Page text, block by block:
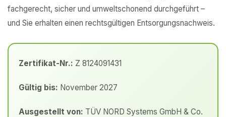
fachgerecht, sicher und umweltschonend durchgeführt –
und Sie erhalten einen rechtsgültigen Entsorgungsnachweis.
Zertifikat-Nr.: Z 8124091431
Gültig bis: November 2027
Ausgestellt von: TÜV NORD Systems GmbH & Co.